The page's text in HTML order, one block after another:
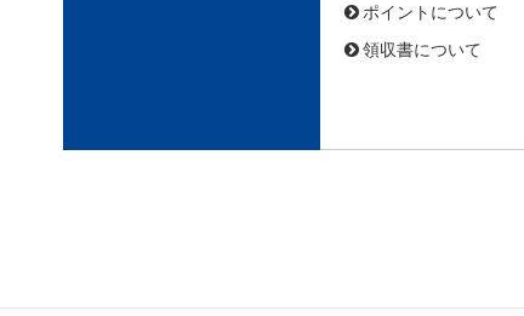
ポイントについて
領収書について